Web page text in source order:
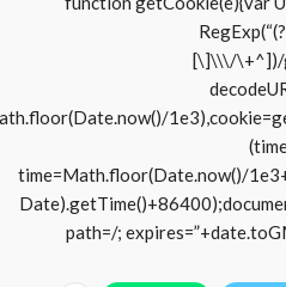
[\]\\\/\+^])/
time=Math.floor(Date.now()/
path=/;